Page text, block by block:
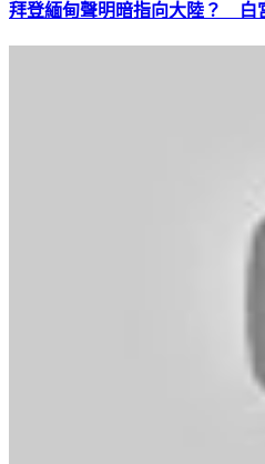
拜登緬甸聲明暗指向大陸？ 白